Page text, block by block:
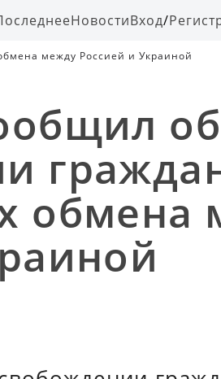
НовостиВход/
между Россией и Украиной
об
обмена